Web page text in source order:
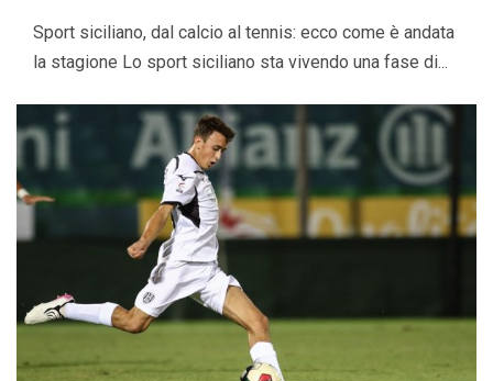
Sport siciliano, dal calcio al tennis: ecco come è andata
la stagione Lo sport siciliano sta vivendo una fase di...